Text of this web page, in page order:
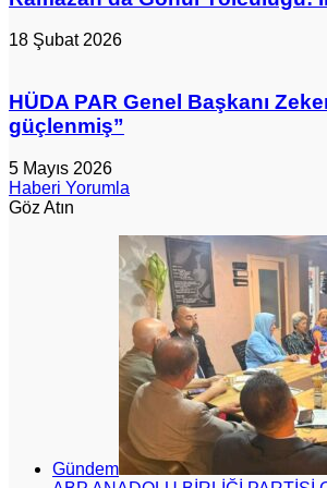
18 Şubat 2026
HÜDA PAR Genel Başkanı
güçlenmiş”
5 Mayıs 2026
Haberi Yorumla
Göz Atın
Gündem